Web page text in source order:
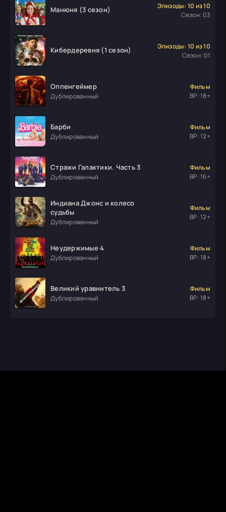
Манюня (3 сезон)
Эпизоды: 10 из 10
Сезон: 03
Кибердеревня (1 сезон)
Эпизоды: 10 из 10
Сезон: 01
Оппенгеймер
Дублированный
Фильм
ВР: 18+
Барби
Дублированный
Фильм
ВР: 12+
Стражи Галактики. Часть 3
Дублированный
Фильм
ВР: 16+
Индиана Джонс и колесо
судьбы
Дублированный
Фильм
ВР: 12+
Неудержимые 4
Дублированный
Фильм
ВР: 18+
Великий уравнитель 3
Дублированный
Фильм
ВР: 18+